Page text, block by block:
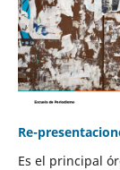
Re-
Es el principal